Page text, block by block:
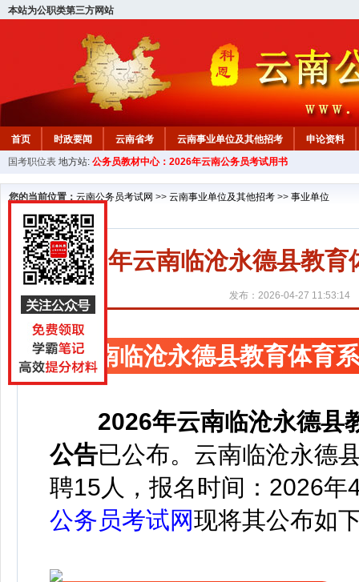
本站为公职类第三方网站
首页 时政要闻 云南省考 云南事业单位及其他招考
申论资料
国考职位表 地方站: 公务员教材中心：2026年云南公务员考试用书
您的当前位置： 云南公务员考试网 >> 云南事业单位及其他招考 >> 事业单位
2026年云南临沧永德县教
发布：2026-04-27 11:53:14
云南临沧永德县教育体育
2026年云南临沧永德县
公告已公布。云南临沧永德
聘15人，报名时间： 2026年
公务员考试网现将其公布如